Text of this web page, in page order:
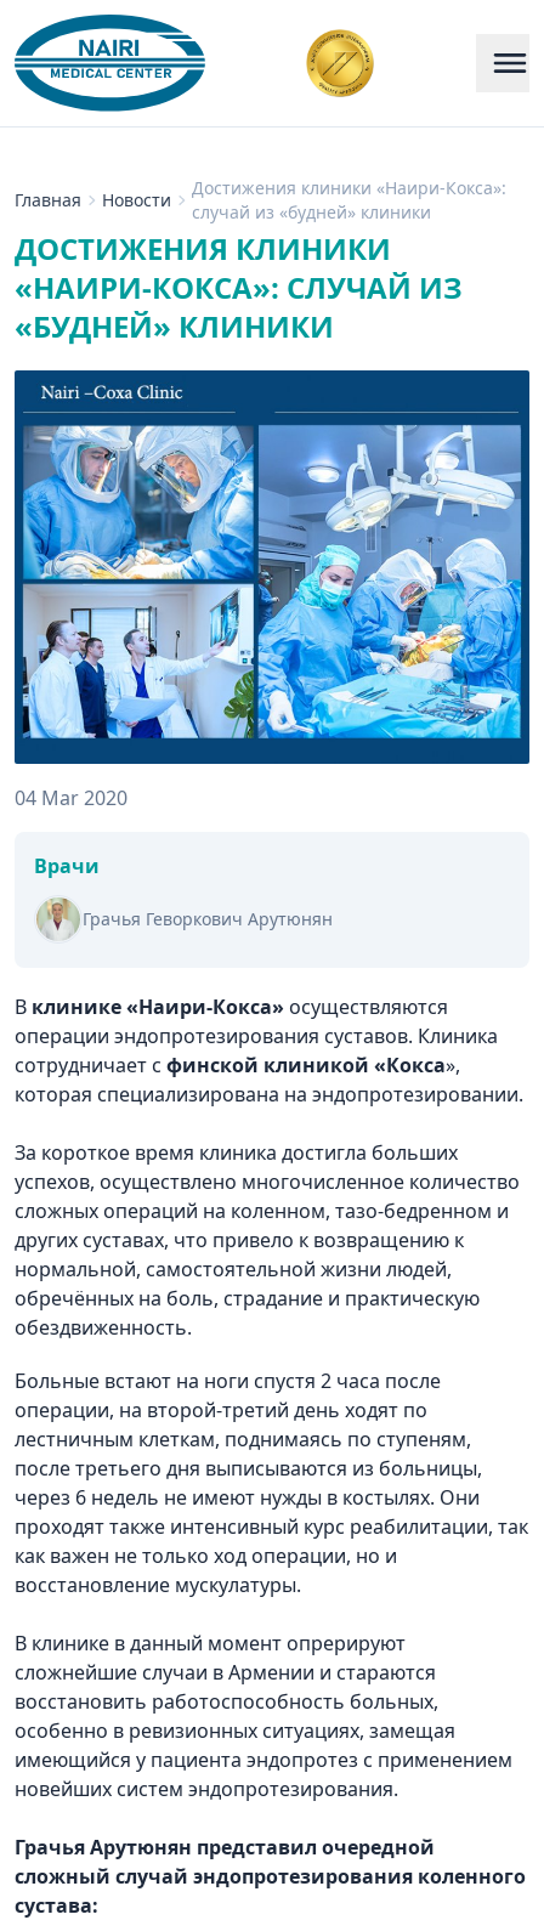
Главная Новости
Достижения клиники «Наири-Кокса»:
случай из «будней» клиники
ДОСТИЖЕНИЯ КЛИНИКИ
«НАИРИ-КОКСА»: СЛУЧАЙ ИЗ
«БУДНЕЙ» КЛИНИКИ
04 Mar 2020
Врачи
Грачья Геворкович Арутюнян
В клинике «Наири-Кокса» осуществляются
операции эндопротезирования суставов. Клиника
сотрудничает с финской клиникой «Кокса»,
которая специализирована на эндопротезировании.
За короткое время клиника достигла больших
успехов, осуществлено многочисленное количество
сложных операций на коленном, тазо-бедренном и
других суставах, что привело к возвращению к
нормальной, самостоятельной жизни людей,
обречённых на боль, страдание и практическую
обездвиженность.
Больные встают на ноги спустя 2 часа после
операции, на второй-третий день ходят по
лестничным клеткам, поднимаясь по ступеням,
после третьего дня выписываются из больницы,
через 6 недель не имеют нужды в костылях. Они
проходят также интенсивный курс реабилитации, так
как важен не только ход операции, но и
восстановление мускулатуры.
В клинике в данный момент опрерируют
сложнейшие случаи в Армении и стараются
восстановить работоспособность больных,
особенно в ревизионных ситуациях, замещая
имеющийся у пациента эндопротез с применением
новейших систем эндопротезирования.
Грачья Арутюнян представил очередной
сложный случай эндопротезирования коленного
сустава: